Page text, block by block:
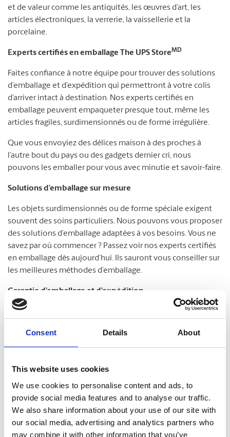
Consent Details About
This website uses cookies
We use cookies to personalise content and ads, to
provide social media features and to analyse our traffic.
We also share information about your use of our site with
our social media, advertising and analytics partners who
may combine it with other information that you’ve
et de valeur comme les antiquités, les œuvres d’art, les
articles électroniques, la verrerie, la vaissellerie et la
porcelaine.
Experts certifiés en emballage The UPS StoreMD
Faites confiance à notre équipe pour trouver des solutions
d’emballage et d’expédition qui permettront à votre colis
d’arriver intact à destination. Nos experts certifiés en
emballage peuvent empaqueter presque tout, même les
articles fragiles, surdimensionnés ou de forme irrégulière.
Que vous envoyiez des délices maison à des proches à
l’autre bout du pays ou des gadgets dernier cri, nous
pouvons les emballer pour vous avec minutie et savoir-faire.
Solutions d’emballage sur mesure
Les objets surdimensionnés ou de forme spéciale exigent
souvent des soins particuliers. Nous pouvons vous proposer
des solutions d’emballage adaptées à vos besoins. Vous ne
savez par où commencer ? Passez voir nos experts certifiés
en emballage dès aujourd’hui. Ils sauront vous conseiller sur
les meilleures méthodes d’emballage.
Garantie d’emballage et d’expédition
Nous savons combien vos envois sont importants. À The
Nos experts certifiés en emballage sont passés maîtres dans
la protection de vos colis. C’est pourquoi nous répondons
notre Garantie d’emballage et d’expédition. Passez nous voir
pour en savoir plus !